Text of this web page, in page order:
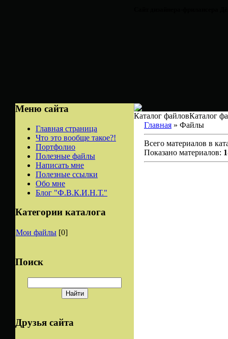
Меню сайта
Главная страница
Что это вообще такое?!
Портфолио
Полезные файлы
Написать мне
Полезные ссылки
Обо мне
Блог "Ф.В.К.И.Н.Т."
Категории каталога
Мои файлы [0]
Поиск
Друзья сайта
Каталог файловКаталог
Главная » Файлы
Всего материалов в
Показано материалов: